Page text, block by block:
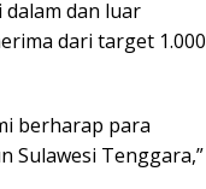
dan luar
dari target 1.000
berharap para
Sulawesi Tenggara,”